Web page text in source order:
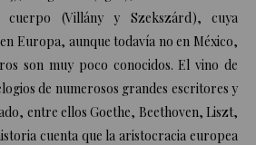
cuerpo (Villány y Szekszárd), cuya
Europa, aunque todavía no en México,
son muy poco conocidos. El vino de
de numerosos grandes escritores y
entre ellos Goethe, Beethoven, Liszt,
cuenta que la aristocracia europea